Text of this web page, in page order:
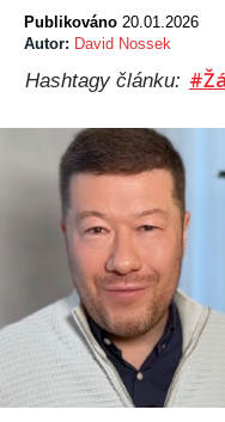
Publikováno 20.01.2026
Autor: David Nossek
Hashtagy článku: